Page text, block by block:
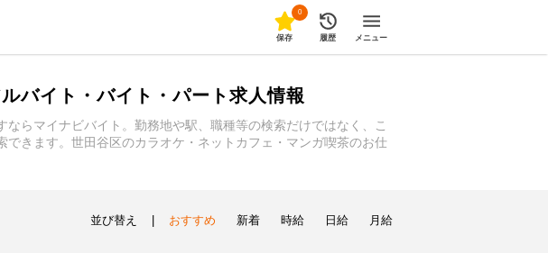
0
保存 履歴 メニュー
バイト・バイト・パート求人情報
らマイナビバイト。勤務地や駅、職種等の検索だけではなく、こ
きます。世田谷区のカラオケ・ネットカフェ・マンガ喫茶のお仕
並び替え おすすめ 新着 時給 日給 月給